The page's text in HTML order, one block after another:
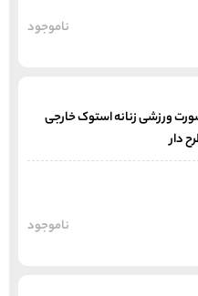
ناموجود
ورزشی زنانه استوک خارجی
دار
ناموجود